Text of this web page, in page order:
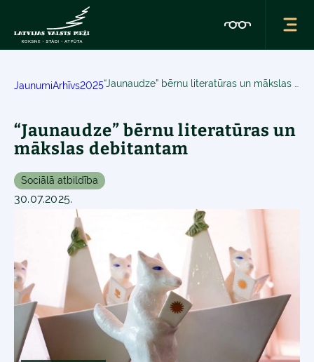
JaunumiArhīvs2025
“Jaunaudze” bērnu literatūras un
mākslas debitantam
Sociālā atbildība
30.07.2025.